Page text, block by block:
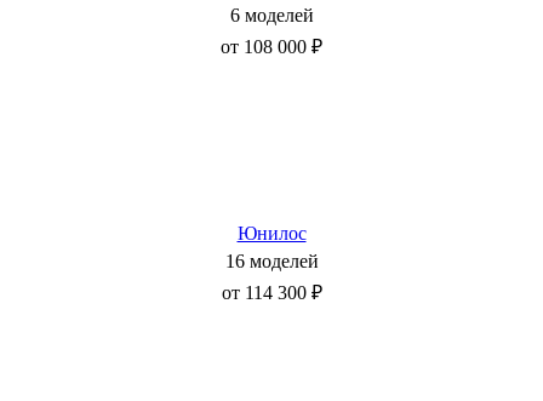
6 моделей
от 108 000 ₽
Юнилос
16 моделей
от 114 300 ₽